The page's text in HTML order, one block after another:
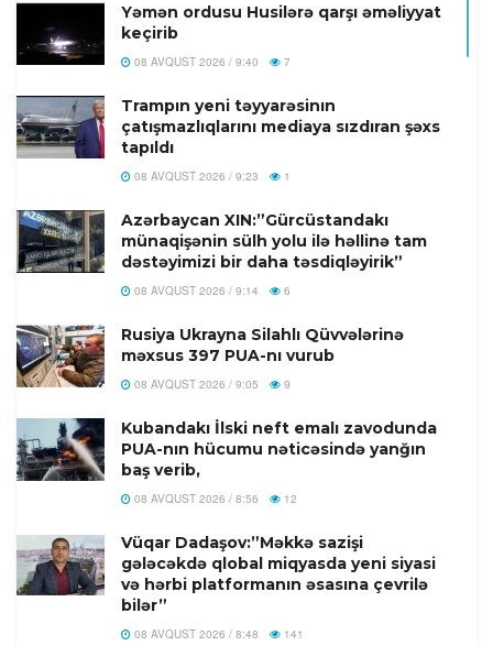
Yəmən ordusu Husilərə qarşı əməliyyat
keçirib
08 AVQUST 2026 / 9:40 7
Trampın yeni təyyarəsinın
çatışmazlıqlarını mediaya sızdıran şəxs
tapıldı
08 AVQUST 2026 / 9:23 1
Azərbaycan XIN:”Gürcüstandakı
münaqişənin sülh yolu ilə həllinə tam
dəstəyimizi bir daha təsdiqləyirik”
08 AVQUST 2026 / 9:14 6
Rusiya Ukrayna Silahlı Qüvvələrinə
məxsus 397 PUA-nı vurub
08 AVQUST 2026 / 9:05 9
Kubandakı İlski neft emalı zavodunda
PUA-nın hücumu nəticəsində yanğın
baş verib,
08 AVQUST 2026 / 8:56 12
Vüqar Dadaşov:”Məkkə sazişi
gələcəkdə qlobal miqyasda yeni siyasi
və hərbi platformanın əsasına çevrilə
bilər”
08 AVQUST 2026 / 8:48 141